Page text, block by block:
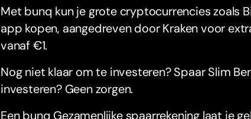
Met bunq kun je grote cryptocurrencies zoals
app kopen, aangedreven door Kraken voor
vanaf €1.
Nog niet klaar om te investeren? Spaar Slim
investeren? Geen zorgen.
Een bunq Gezamenlijke spaarrekening laat je